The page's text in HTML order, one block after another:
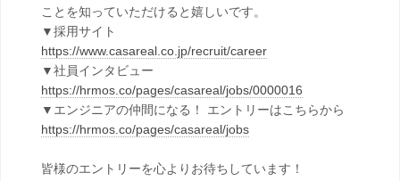
ことを知っていただけると嬉しいです。
▼採用サイト
https://www.casareal.co.jp/recruit/career
▼社員インタビュー
https://hrmos.co/pages/casareal/jobs/0000016
▼エンジニアの仲間になる！ エントリーはこちらから
https://hrmos.co/pages/casareal/jobs
皆様のエントリーを心よりお待ちしています！